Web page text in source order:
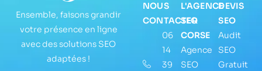
Ensemble, faisons grandir
votre présence en ligne
avec des solutions SEO
adaptées !
NOUS
CONTACTER
06
14
39
L'AGENCE
SEO
CORSE
Agence
SEO
DEVIS
SEO
Audit
SEO
Gratuit